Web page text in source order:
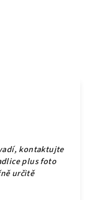
kontaktujte
plus foto
určitě